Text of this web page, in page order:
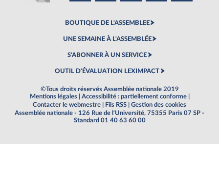
BOUTIQUE DE L'ASSEMBLEE
UNE SEMAINE À L'ASSEMBLÉE
S'ABONNER À UN SERVICE
OUTIL D'ÉVALUATION LEXIMPACT
©Tous droits réservés Assemblée nationale 2019
Mentions légales
Accessibilité : partiellement conforme
Contacter le webmestre
Fils RSS
Gestion des cookies
Assemblée nationale - 126 Rue de l'Université, 75355 Paris 07 SP -
Standard 01 40 63 60 00